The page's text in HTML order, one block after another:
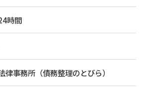
時間
律事務所（債務整理のとびら）